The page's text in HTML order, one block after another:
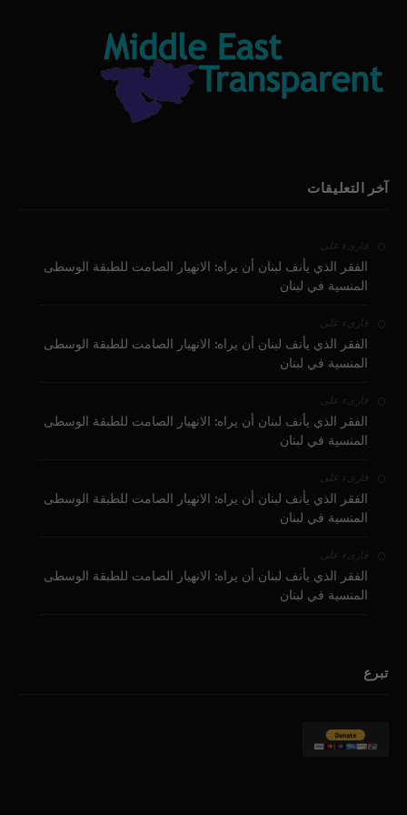
آخر التعليقات
قارىء على
الفقر الذي يأنف لبنان أن يراه: الانهيار الصامت للطبقة الوسطى
المنسية في لبنان
قارىء على
الفقر الذي يأنف لبنان أن يراه: الانهيار الصامت للطبقة الوسطى
المنسية في لبنان
قارىء على
الفقر الذي يأنف لبنان أن يراه: الانهيار الصامت للطبقة الوسطى
المنسية في لبنان
قارىء على
الفقر الذي يأنف لبنان أن يراه: الانهيار الصامت للطبقة الوسطى
المنسية في لبنان
قارىء على
الفقر الذي يأنف لبنان أن يراه: الانهيار الصامت للطبقة الوسطى
المنسية في لبنان
تبرع